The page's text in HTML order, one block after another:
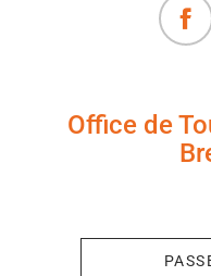
Office de